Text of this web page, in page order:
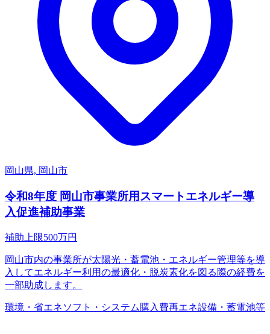
岡山県, 岡山市
令和8年度 岡山市事業所用スマートエネルギー導
入促進補助事業
補助上限500万円
岡山市内の事業所が太陽光・蓄電池・エネルギー管理等を導
入してエネルギー利用の最適化・脱炭素化を図る際の経費を
一部助成します。
環境・省エネソフト・システム購入費再エネ設備・蓄電池等